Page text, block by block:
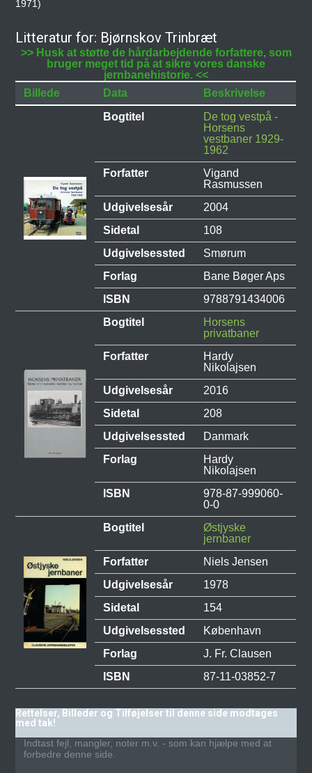
1971)
Litteratur for: Bjørnskov Trinbræt
>> Husk at støtte de hårdarbejdende forfattere, som
bruger meget tid på at sikre vores danske
jernbanehistorie. <<
Billede
Data
Beskrivelse
Bogtitel
De tog vestpå -
Horsens
vestbaner 1929-
1962
Forfatter
Vigand
Rasmussen
Udgivelsesår
2004
Sidetal
108
Udgivelsessted
Smørum
Forlag
Bane Bøger Aps
ISBN
9788791434006
Bogtitel
Horsens
privatbaner
Forfatter
Hardy
Nikolajsen
Udgivelsesår
2016
Sidetal
208
Udgivelsessted
Danmark
Forlag
Hardy
Nikolajsen
ISBN
978-87-999060-
0-0
Bogtitel
Østjyske
jernbaner
Forfatter
Niels Jensen
Udgivelsesår
1978
Sidetal
154
Udgivelsessted
København
Forlag
J. Fr. Clausen
ISBN
87-11-03852-7
Rettelser, Billeder og Tilføjelser til denne side modtages
med tak!